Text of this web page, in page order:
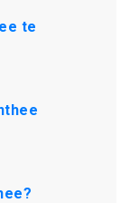
te